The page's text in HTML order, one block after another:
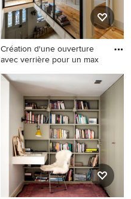
Création d'une ouverture
avec verrière pour un max
Mittelgroßes Modernes
Arbeitszimmer mit
Arbeitsplatz, hellem
Holzboden, freistehendem
Schreibtisch, beigem Boden
und weißer Wandfarbe in
Toulouse